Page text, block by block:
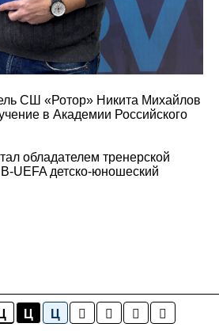
Ц Ц Ц
СШ «Ротор» Никита Михайлов
в Академии Российского
обладателем тренерской
UEFA детско-юношеский